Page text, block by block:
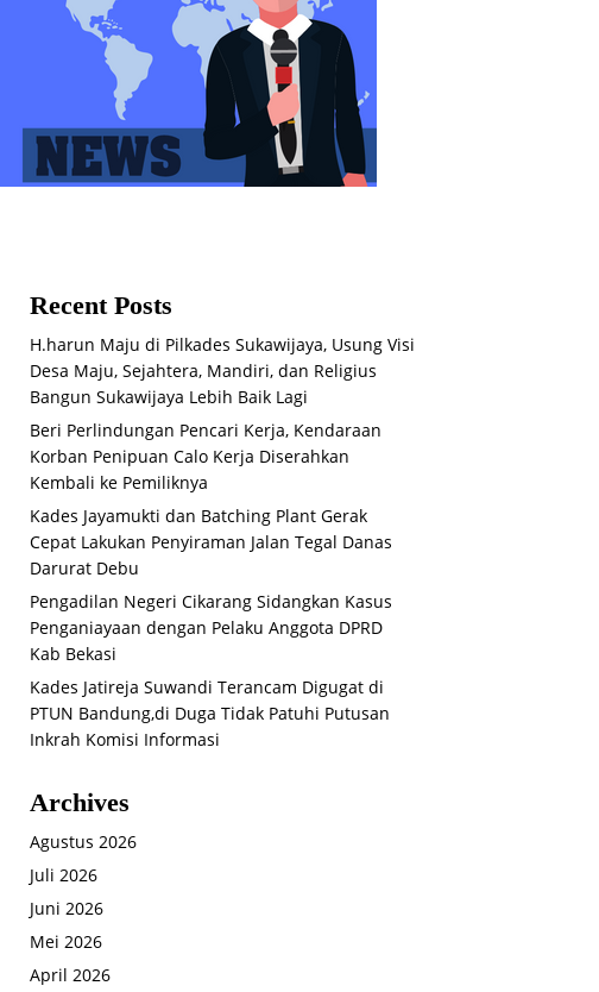
Recent Posts
H.harun Maju di Pilkades Sukawijaya, Usung Visi
Desa Maju, Sejahtera, Mandiri, dan Religius
Bangun Sukawijaya Lebih Baik Lagi
Beri Perlindungan Pencari Kerja, Kendaraan
Korban Penipuan Calo Kerja Diserahkan
Kembali ke Pemiliknya
Kades Jayamukti dan Batching Plant Gerak
Cepat Lakukan Penyiraman Jalan Tegal Danas
Darurat Debu
Pengadilan Negeri Cikarang Sidangkan Kasus
Penganiayaan dengan Pelaku Anggota DPRD
Kab Bekasi
Kades Jatireja Suwandi Terancam Digugat di
PTUN Bandung,di Duga Tidak Patuhi Putusan
Inkrah Komisi Informasi
Archives
Agustus 2026
Juli 2026
Juni 2026
Mei 2026
April 2026